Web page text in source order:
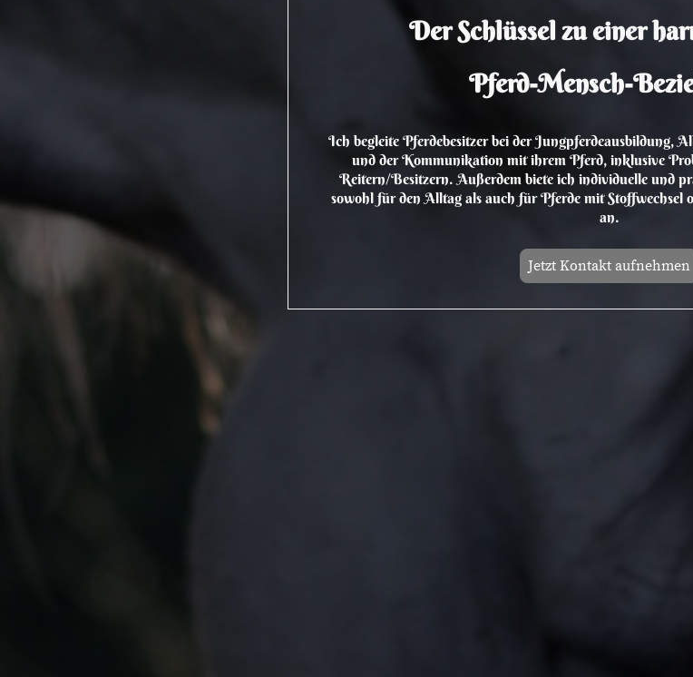
Der Schlüssel zu einer
Pferd-Mensch-
Ich begleite Pferdebesitzer bei der Jungpferdeausbildung,
und der Kommunikation mit ihrem Pferd, inklusive
Reitern/Besitzern. Außerdem biete ich individuelle und
sowohl für den Alltag als auch für Pferde mit Stoffwechsel
an.
Jetzt Kontakt aufnehmen